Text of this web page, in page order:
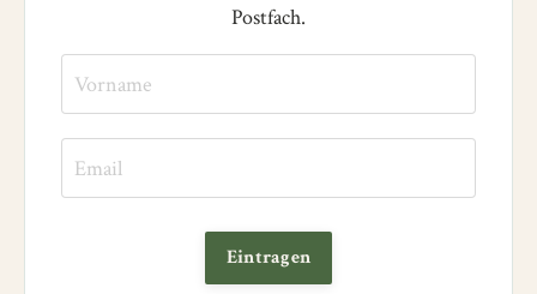
Postfach.
Eintragen